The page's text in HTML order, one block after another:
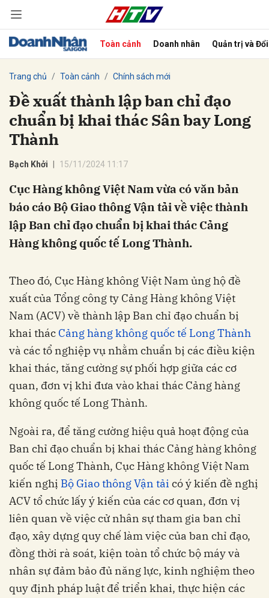
Toàn cảnh Doanh nhân Quản trị và
Trang chủ Toàn cảnh Chính sách mới
Đề xuất thành lập ban chỉ đạo
chuẩn bị khai thác Sân bay Long
Thành
Bạch Khởi 15/11/2024 11:17
Cục Hàng không Việt Nam vừa có văn bản
báo cáo Bộ Giao thông Vận tải về việc thành
lập Ban chỉ đạo chuẩn bị khai thác Cảng
Hàng không quốc tế Long Thành.
Theo đó, Cục Hàng không Việt Nam ủng hộ đề
xuất của Tổng công ty Cảng Hàng không Việt
Nam (ACV) về thành lập Ban chỉ đạo chuẩn bị
khai thác Cảng hàng không quốc tế Long Thành
và các tổ nghiệp vụ nhằm chuẩn bị các điều kiện
khai thác, tăng cường sự phối hợp giữa các cơ
quan, đơn vị khi đưa vào khai thác Cảng hàng
không quốc tế Long Thành.
Ngoài ra, để tăng cường hiệu quả hoạt động của
Ban chỉ đạo chuẩn bị khai thác Cảng hàng không
quốc tế Long Thành, Cục Hàng không Việt Nam
kiến nghị Bộ Giao thông Vận tải có ý kiến đề nghị
ACV tổ chức lấy ý kiến của các cơ quan, đơn vị
liên quan về việc cử nhân sự tham gia ban chỉ
đạo, xây dựng quy chế làm việc của ban chỉ đạo,
đồng thời rà soát, kiện toàn tổ chức bộ máy và
nhân sự đảm bảo đủ năng lực, kinh nghiệm theo
quy định pháp luật để triển khai, thực hiện các
Hủy